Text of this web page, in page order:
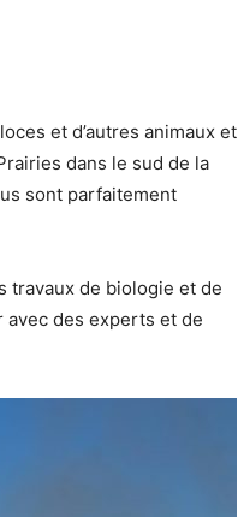
et d’autres animaux et
dans le sud de la
sont parfaitement
travaux de biologie et de
des experts et de